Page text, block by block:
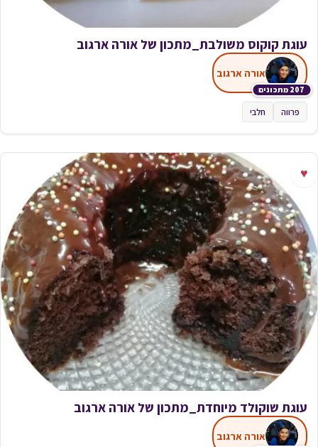
עוגת קוקוס משולבת_מתכון של אורה ארגוב
207 מתכונים
אורה ארגוב
פרווה חלבי
♥
עוגת שוקולד מיוחדת_מתכון של אורה ארגוב
אורה ארגוב